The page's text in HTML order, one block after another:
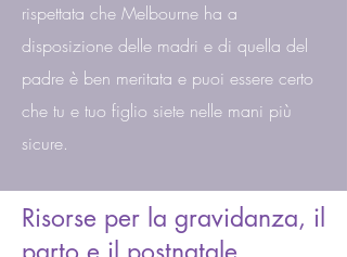
rispettata che Melbourne ha a
disposizione delle madri e di quella del
padre è ben meritata e puoi essere certo
che tu e tuo figlio siete nelle mani più
sicure.
Risorse per la gravidanza, il